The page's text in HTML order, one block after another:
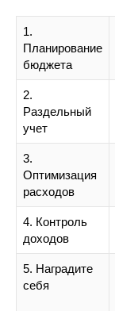
1.
Планирование
бюджета
2.
Раздельный
учет
3.
Оптимизация
расходов
4. Контроль
доходов
5. Наградите
себя